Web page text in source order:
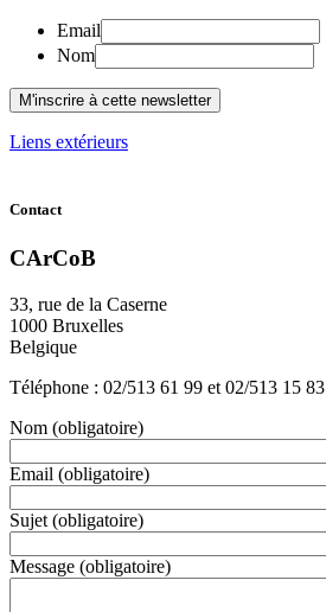
Email
Nom
Liens extérieurs
Contact
CArCoB
33, rue de la Caserne
1000 Bruxelles
Belgique
Téléphone : 02/513 61 99 et 02/513 15 83
Nom (obligatoire)
Email (obligatoire)
Sujet (obligatoire)
Message (obligatoire)